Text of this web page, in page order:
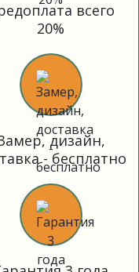
всего
20%
дизайн,
- бесплатно